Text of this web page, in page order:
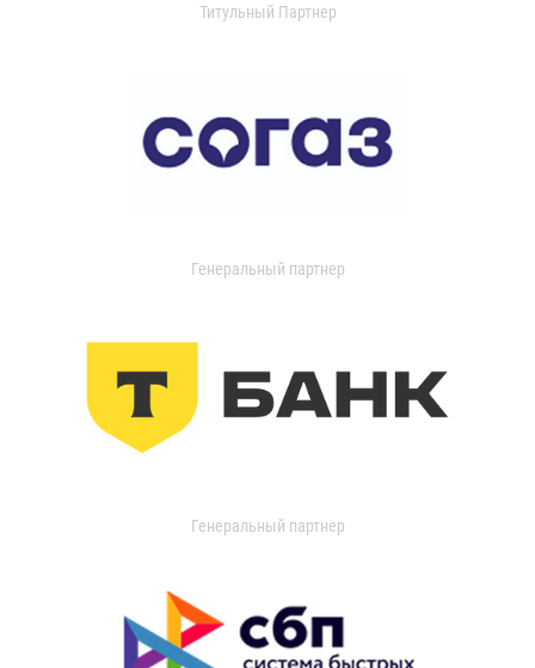
Титульный Партнер
Генеральный партнер
Генеральный партнер